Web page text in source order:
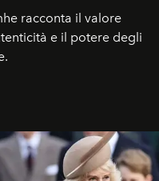
racconta il valore
e il potere degli